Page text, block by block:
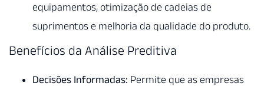
equipamentos, otimização de cadeias de
suprimentos e melhoria da qualidade do produto.
Benefícios da Análise Preditiva
Decisões Informadas: Permite que as empresas